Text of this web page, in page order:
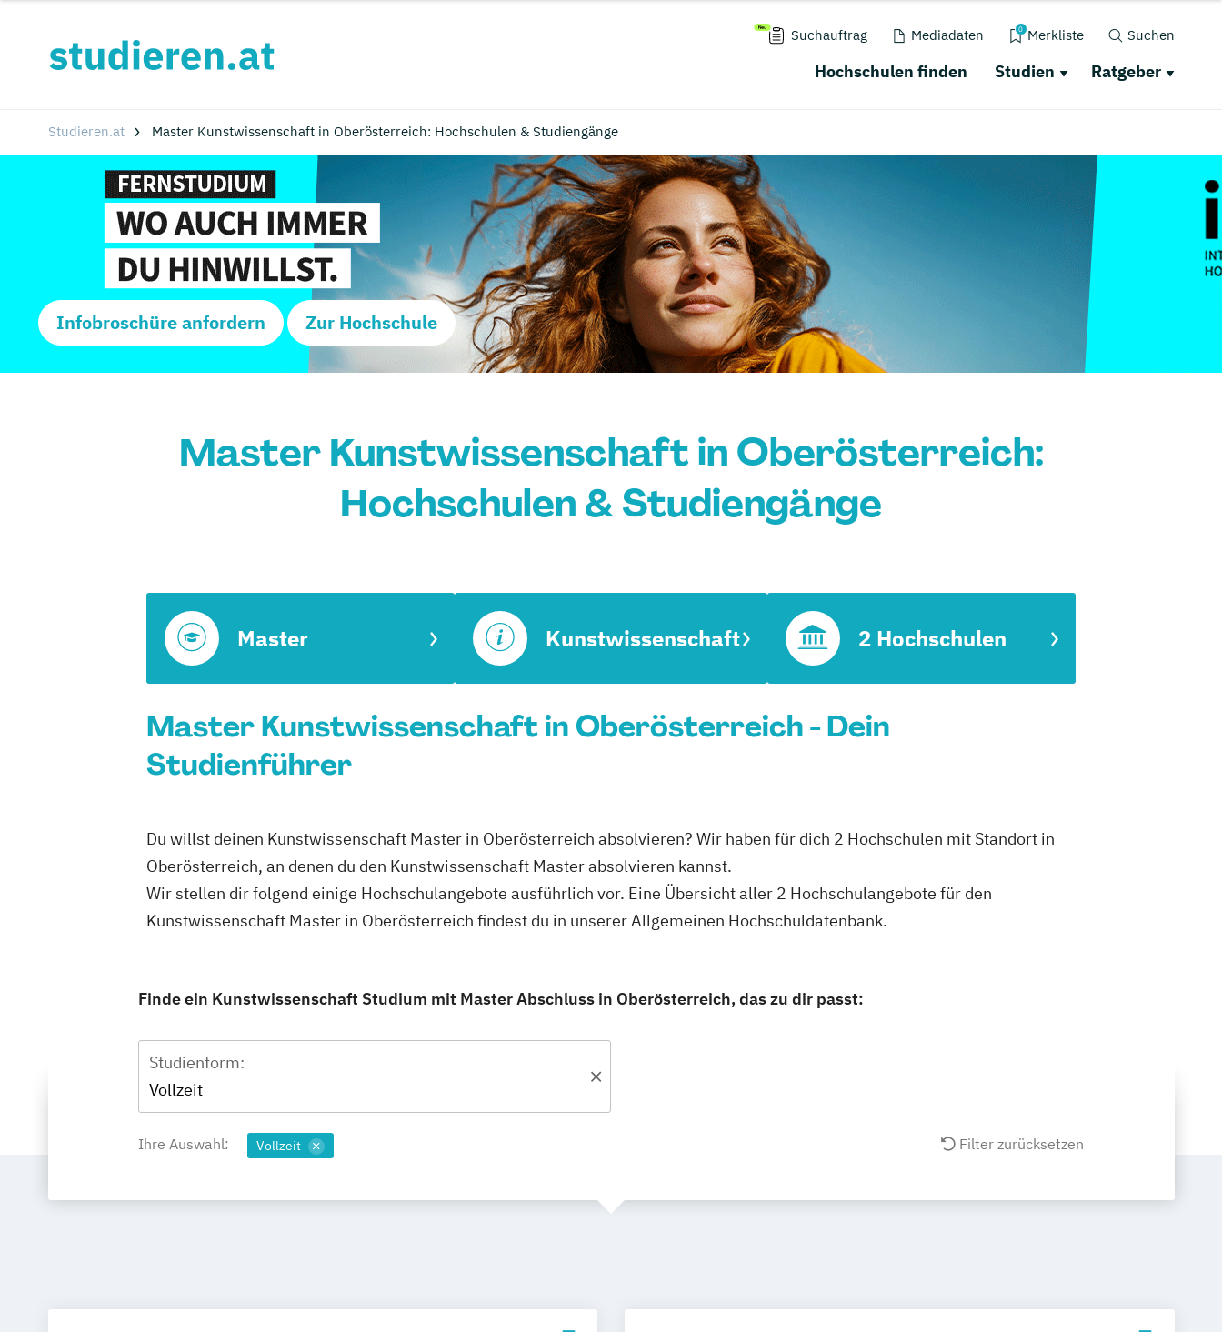
Suchauftrag Mediadaten 0 Merkliste Suchen
Hochschulen finden Studien Ratgeber
Studieren.at Master Kunstwissenschaft in Oberösterreich: Hochschulen & Studiengänge
Infobroschüre anfordern Zur Hochschule
Master Kunstwissenschaft in Oberösterreich:
Hochschulen & Studiengänge
Master Kunstwissenschaft 2 Hochschulen
Master Kunstwissenschaft in Oberösterreich - Dein
Studienführer
Du willst deinen Kunstwissenschaft Master in Oberösterreich absolvieren? Wir haben für dich 2 Hochschulen mit Standort in
Oberösterreich, an denen du den Kunstwissenschaft Master absolvieren kannst.
Wir stellen dir folgend einige Hochschulangebote ausführlich vor. Eine Übersicht aller 2 Hochschulangebote für den
Kunstwissenschaft Master in Oberösterreich findest du in unserer Allgemeinen Hochschuldatenbank.
Finde ein Kunstwissenschaft Studium mit Master Abschluss in Oberösterreich, das zu dir passt:
Studienform:
Vollzeit
Ihre Auswahl: Vollzeit Filter zurücksetzen